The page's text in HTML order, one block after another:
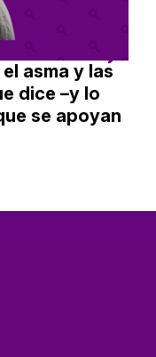
asma y las
dice –y lo
se apoyan